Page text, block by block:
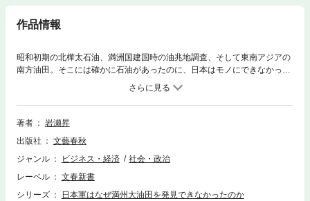
作品情報
昭和初期の北樺太石油、満洲国建国時の油兆地調査、そして東南アジアの
南方油田。そこには確かに石油があったのに、日本はモノにできなかっ
た。そして石油政策なきまま、戦争へ突入する。43年間、商社でエネルギ
ー関連業務に従事し、現在はエネルギーアナリストとして活躍、『石油の
「埋蔵量」は誰が決めるのか？』（文春新書）を上梓した著者が、戦前、
戦中の石油技術者の手記を読み込んで明らかにした戦後71年目の真実。そ
役第二章 北樺太石油と外交交渉第三章 満洲に石油はあるか第四章 動き出
すのが遅かった陸軍第五章 対米開戦、葬られたシナリオ第六章 南方油田
著者
岩瀬昇
出版社
文藝春秋
ジャンル
ビジネス・経済
社会・政治
レーベル
文春新書
シリーズ
日本軍はなぜ満州大油田を発見できなかったのか